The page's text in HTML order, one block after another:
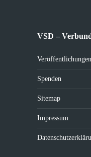
VSD –
Veröffentlichungen
Spenden
Sitemap
Impressum